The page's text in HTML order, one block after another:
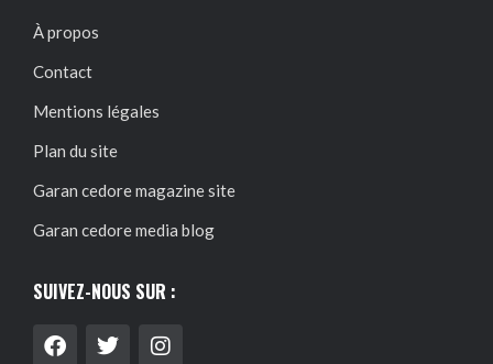
À propos
Contact
Mentions légales
Plan du site
Garan cedore magazine site
Garan cedore media blog
SUIVEZ-NOUS SUR :